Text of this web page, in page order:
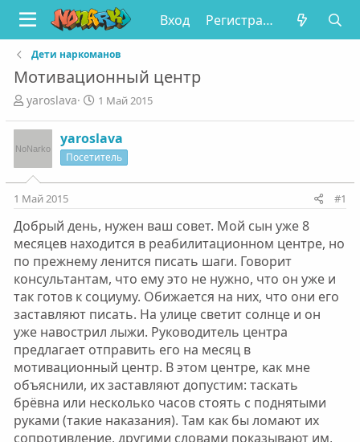
Вход Регистрация
Дети наркоманов
Мотивационный центр
А
т
о
т
м
ы
yaroslava
Д
т
а
н
а
1 Май 2015
yaroslava
Посетитель
1 Май 2015 #1
Добрый день, нужен ваш совет. Мой сын уже 8
месяцев находится в реабилитационном центре, но
по прежнему ленится писать шаги. Говорит
консультантам, что ему это не нужно, что он уже и
так готов к социуму. Обижается на них, что они его
заставляют писать. На улице светит солнце и он
уже навострил лыжи. Руководитель центра
предлагает отправить его на месяц в
мотивационный центр. В этом центре, как мне
объяснили, их заставляют допустим: таскать
брёвна или несколько часов стоять с поднятыми
руками (такие наказания). Там как бы ломают их
сопротивление, другими словами показывают им,